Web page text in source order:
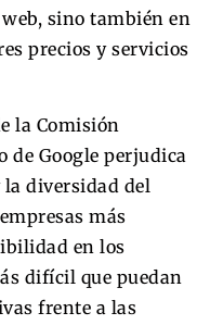
sino también en
precios y servicios
la Comisión
de Google perjudica
diversidad del
más
en los
difícil que puedan
frente a las